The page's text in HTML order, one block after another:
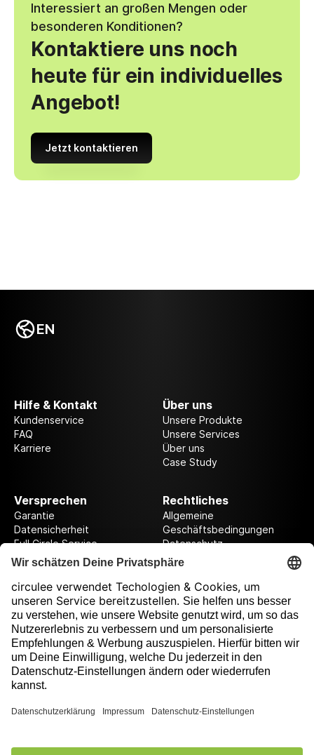
Interessiert an großen Mengen oder
besonderen Konditionen?
Kontaktiere uns noch
heute für ein individuelles
Angebot!
Jetzt kontaktieren
EN
Hilfe & Kontakt
Kundenservice
FAQ
Karriere
Über uns
Unsere Produkte
Unsere Services
Über uns
Case Study
Versprechen
Garantie
Datensicherheit
Full Circle Service
Rechtliches
Allgemeine
Geschäftsbedingungen
Datenschutz
Datenschutzeinstellungen
Folge uns auf unserer Reise!
Ausgezeichnet durch